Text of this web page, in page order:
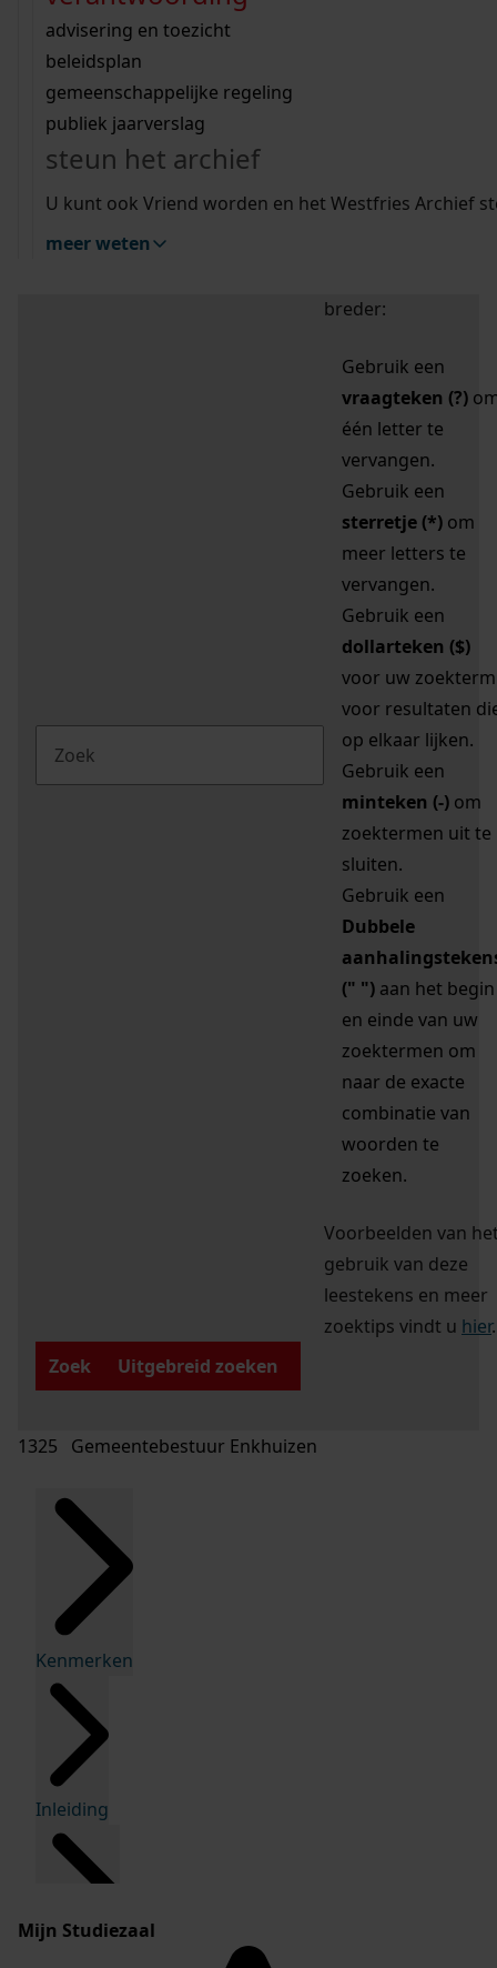
bouwvergunningen
omgevingsvergunningen
vergunningen
beeld en geluid
uitleg nodig?
Wij helpen u op weg met een aantal zoektips.
bekijk alle zoektips
Wij helpen u op weg met een aantal zoektips.
bekijk alle zoektips
bekijk ons geschiedenislokaal
advisering en toezicht
beleidsplan
gemeenschappelijke regeling
publiek jaarverslag
steun het archief
U kunt ook Vriend worden en het Westfries Archief
meer weten
zoektips
Mijn Studiezaal (inloggen)
uw zoekopdracht te
breder:
Gebruik een
vraagteken (?)
één letter te
vervangen.
Gebruik een
sterretje (*) om
meer letters te
vervangen.
Gebruik een
dollarteken ($)
voor uw zoekterm
voor resultaten
op elkaar lijken.
Gebruik een
minteken (-) om
zoektermen uit te
sluiten.
Gebruik een
Dubbele
(" ") aan het begin
en einde van uw
zoektermen om
naar de exacte
combinatie van
woorden te
zoeken.
Voorbeelden van
gebruik van deze
leestekens en meer
zoektips vindt u hier.
Zoek
Uitgebreid zoeken
1325 Gemeentebestuur Enkhuizen
Kenmerken
Inleiding
Mijn Studiezaal